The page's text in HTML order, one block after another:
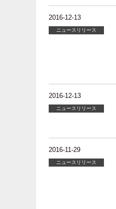
2016-12-13
ニュースリリース
2016-12-13
ニュースリリース
2016-11-29
ニュースリリース